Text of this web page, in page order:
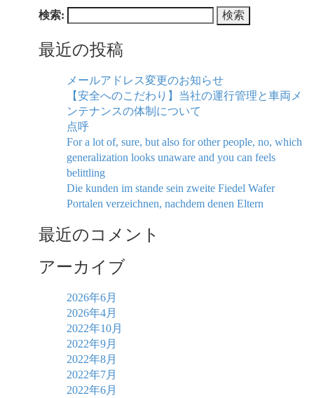
検索:
最近の投稿
メールアドレス変更のお知らせ
【安全へのこだわり】当社の運行管理と車両メ
ンテナンスの体制について
点呼
For a lot of, sure, but also for other people, no, which
generalization looks unaware and you can feels
belittling
Die kunden im stande sein zweite Fiedel Wafer
Portalen verzeichnen, nachdem denen Eltern
最近のコメント
アーカイブ
2026年6月
2026年4月
2022年10月
2022年9月
2022年8月
2022年7月
2022年6月